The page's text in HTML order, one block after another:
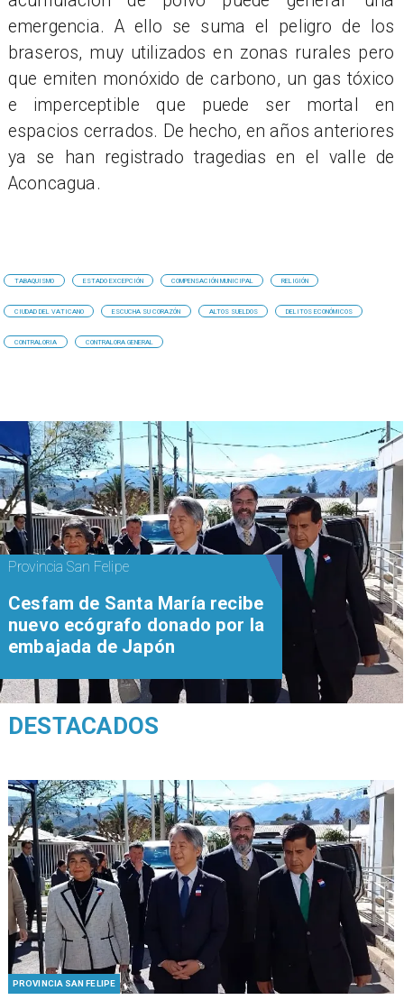
emergencia. A ello se suma el peligro de los
braseros, muy utilizados en zonas rurales pero
que emiten monóxido de carbono, un gas tóxico
e imperceptible que puede ser mortal en
espacios cerrados. De hecho, en años anteriores
ya se han registrado tragedias en el valle de
Aconcagua.
TABAQUISMO ESTADO EXCEPCIÓN COMPENSACIÓN MUNICIPAL RELIGIÓN
CIUDAD DEL VATICANO ESCUCHA SU CORAZÓN ALTOS SUELDOS DELITOS ECONÓMICOS
CONTRALORIA CONTRALORA GENERAL
PROVINCIA SAN FELIPE
Provincia San Felipe
Cesfam de Santa María recibe
nuevo ecógrafo donado por la
embajada de Japón
DESTACADOS